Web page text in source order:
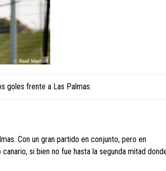
goles frente a Las Palmas.
Con un gran partido en conjunto, pero en
si bien no fue hasta la segunda mitad